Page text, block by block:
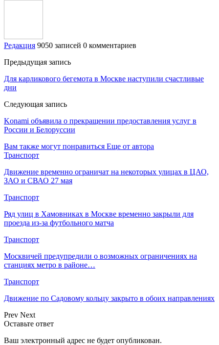
Редакция 9050 записей 0 комментариев
Предыдущая запись
Для карликового бегемота в Москве наступили счастливые
дни
Следующая запись
Konami объявила о прекращении предоставления услуг в
России и Белоруссии
Вам также могут понравиться Еще от автора
Транспорт
Движение временно ограничат на некоторых улицах в ЦАО,
ЗАО и СВАО 27 мая
Транспорт
Ряд улиц в Хамовниках в Москве временно закрыли для
проезда из-за футбольного матча
Транспорт
Москвичей предупредили о возможных ограничениях на
станциях метро в районе…
Транспорт
Движение по Садовому кольцу закрыто в обоих направлениях
Prev Next
Оставьте ответ
Ваш электронный адрес не будет опубликован.